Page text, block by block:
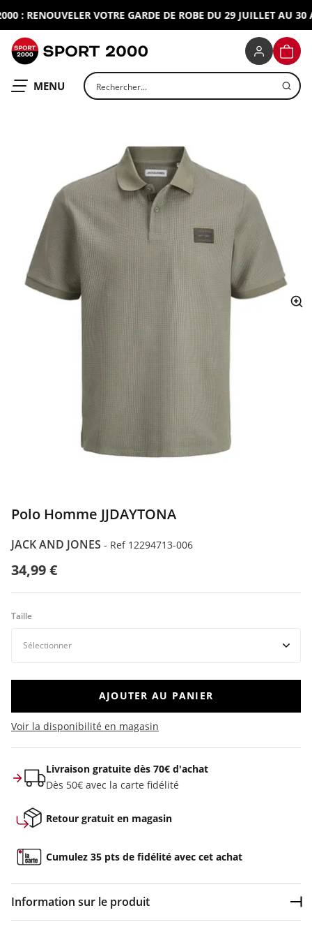
: RENOUVELER VOTRE GARDE DE ROBE DU 29 JUILLET AU 30
OUVRIR LE
MENU Rechercher un produit
Polo Homme JJDAYTONA
JACK AND JONES - Ref 12294713-006
34,99 €
Taille
AJOUTER AU PANIER
Voir la disponibilité en magasin
Livraison gratuite dès 70€ d'achat
Dès 50€ avec la carte fidélité
Retour gratuit en magasin
Cumulez 35 pts de fidélité avec cet achat
Information sur le produit